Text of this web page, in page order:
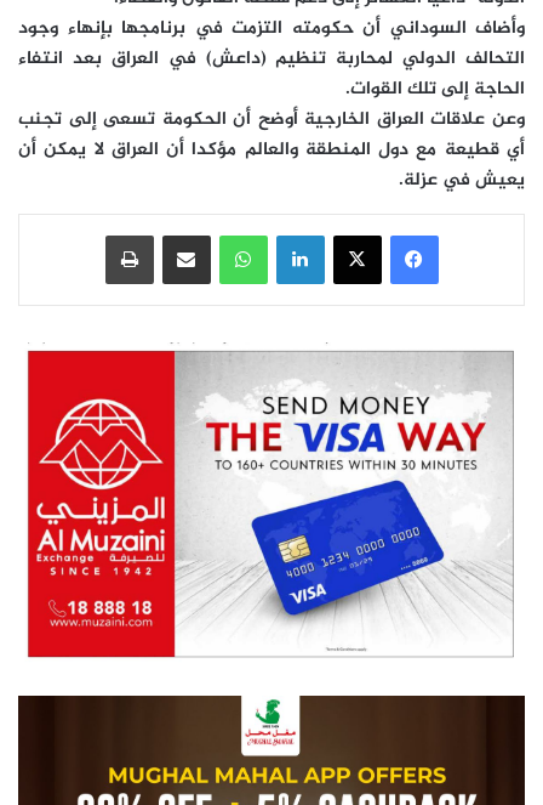
وأضاف السوداني أن حكومته التزمت في برنامجها بإنهاء وجود
التحالف الدولي لمحاربة تنظيم (داعش) في العراق بعد انتفاء
الحاجة إلى تلك القوات.
وعن علاقات العراق الخارجية أوضح أن الحكومة تسعى إلى تجنب
أي قطيعة مع دول المنطقة والعالم مؤكدا أن العراق لا يمكن أن
يعيش في عزلة.
فيسبوك‫X لينكدإنواتساب مشاركة عبر البريد طباعة